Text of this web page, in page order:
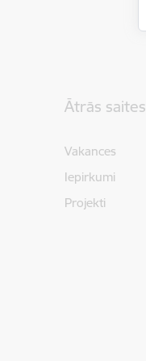
Ātrās saites
Vakances
Iepirkumi
Projekti